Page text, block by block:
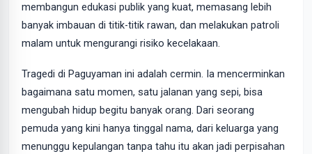
membangun edukasi publik yang kuat, memasang lebih
banyak imbauan di titik-titik rawan, dan melakukan patroli
malam untuk mengurangi risiko kecelakaan.
Tragedi di Paguyaman ini adalah cermin. Ia mencerminkan
bagaimana satu momen, satu jalanan yang sepi, bisa
mengubah hidup begitu banyak orang. Dari seorang
pemuda yang kini hanya tinggal nama, dari keluarga yang
menunggu kepulangan tanpa tahu itu akan jadi perpisahan